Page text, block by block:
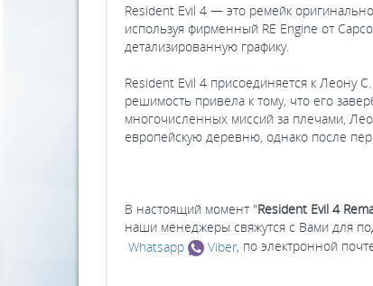
Resident Evil 4 — это ремейк
используя фирменный RE Engine от
детализированную графику.
Resident Evil 4 присоединяется к Леону
решимость привела к тому, что его
многочисленных миссий за плечами,
европейскую деревню, однако после
В настоящий момент "Resident Evil 4
наши менеджеры свяжутся с Вами для
Whatsapp
Viber, по электронной